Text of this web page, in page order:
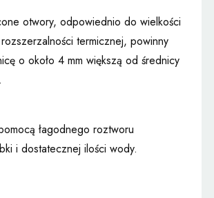
otwory, odpowiednio do wielkości
termicznej, powinny
o około 4 mm większą od średnicy
łagodnego roztworu
i dostatecznej ilości wody.